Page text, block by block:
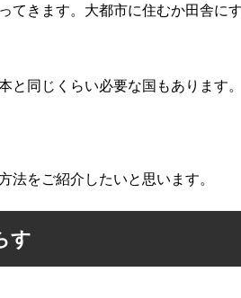
てきます。大都市に住むか田舎に
同じくらい必要な国もあります。
をご紹介したいと思います。
す